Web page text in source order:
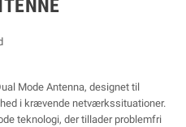
Mode Antenna, designet til
i krævende netværkssituationer.
teknologi, der tillader problemfri